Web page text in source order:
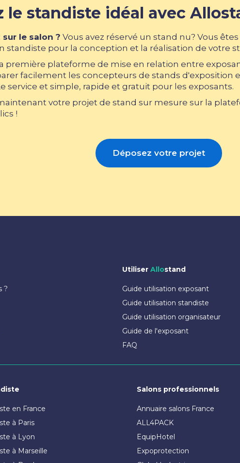
le standiste idéal avec
le salon ? Vous avez réservé un stand nu? Vous
standiste pour la conception et la réalisation de votre
première plateforme de mise en relation entre
facilement les concepteurs de stands d'exposition
service et simple, rapide et gratuit pour les exposants.
votre projet de stand sur mesure sur la
!
Déposez votre projet
?
Utiliser Allostand
Guide utilisation exposant
Guide utilisation standiste
Guide utilisation organisateur
Guide de l'exposant
FAQ
en France
à Paris
à Lyon
à Marseille
Salons professionnels
Annuaire salons France
ALL4PACK
EquipHotel
Expoprotection